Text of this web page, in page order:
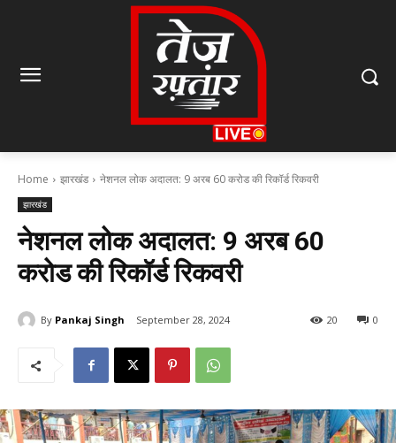
Home झारखंड नेशनल लोक अदालत: 9 अरब 60 करोड की रिकॉर्ड रिकवरी
झारखंड
नेशनल लोक अदालत: 9 अरब 60
करोड की रिकॉर्ड रिकवरी
By Pankaj Singh September 28, 2024 0
20